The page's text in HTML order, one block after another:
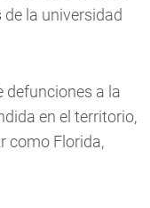
la universidad
defunciones a la
en el territorio,
como Florida,